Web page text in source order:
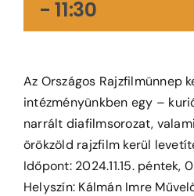
-11:30
Az Országos Rajzfilmünnep
intézményünkben egy –
narrált diafilmsorozat,
örökzöld rajzfilm kerül
Időpont: 2024.11.15. péntek,
Helyszín: Kálmán Imre